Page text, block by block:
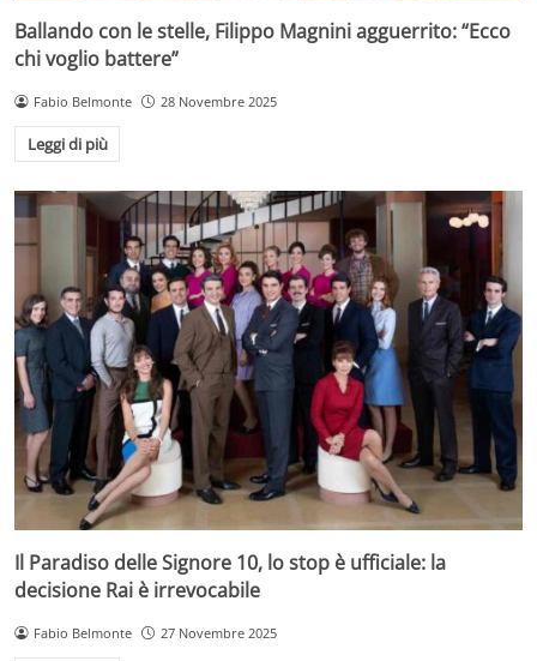
Ballando con le stelle, Filippo Magnini agguerrito: “Ecco
chi voglio battere”
Fabio Belmonte 28 Novembre 2025
Leggi di più
Il Paradiso delle Signore 10, lo stop è ufficiale: la
decisione Rai è irrevocabile
Fabio Belmonte 27 Novembre 2025